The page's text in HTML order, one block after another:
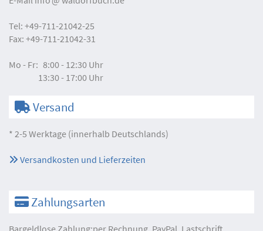
Tel: +49-711-21042-25
Fax: +49-711-21042-31
Mo - Fr: 8:00 - 12:30 Uhr
13:30 - 17:00 Uhr
Versand
* 2-5 Werktage (innerhalb Deutschlands)
Versandkosten und Lieferzeiten
Zahlungsarten
Bargeldlose Zahlung:per Rechnung, PayPal, Lastschrift,